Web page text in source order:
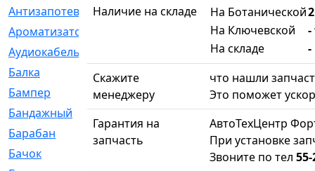
Антизапотеватель
[1]
Ароматизатор
Аудиокабель
Балка
[58]
Бампер
[137]
Бандажный
[6]
Барабан
Бачок
Наличие на складе
На Ботанической
На Ключевской
-
На складе
-
Скажите
менеджеру
что нашли
Это поможет
Гарантия на
запчасть
АвтоТехЦентр
При установке
Звоните по тел